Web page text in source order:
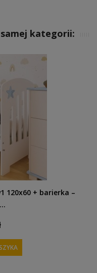
kategorii:
120x60 + barierka –